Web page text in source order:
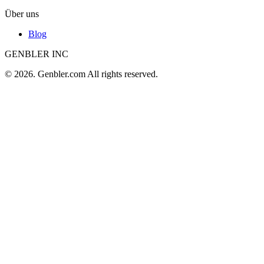
Über uns
Blog
GENBLER INC
© 2026. Genbler.com All rights reserved.